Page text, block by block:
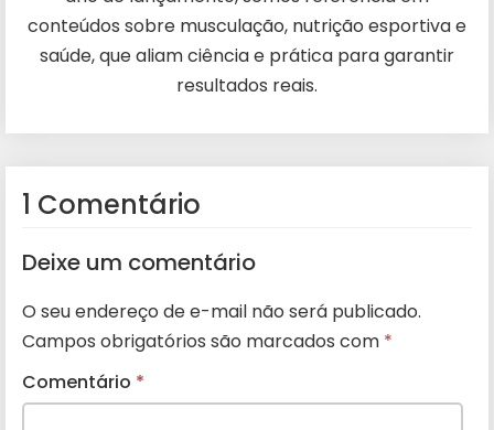
conteúdos sobre musculação, nutrição esportiva e
saúde, que aliam ciência e prática para garantir
resultados reais.
1 Comentário
Deixe um comentário
O seu endereço de e-mail não será publicado.
Campos obrigatórios são marcados com *
Comentário *